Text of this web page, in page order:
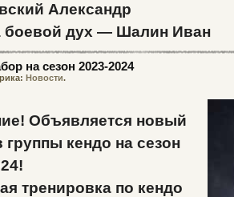
Александр
боевой дух — Шалин Иван
на сезон 2023-2024
Новости.
Объявляется новый
группы кендо на сезон
!
тренировка по кендо